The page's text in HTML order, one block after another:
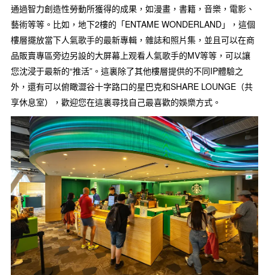
通過智力創造性勞動所獲得的成果，如漫畫，書籍，音樂，電影、
藝術等等。比如，地下2樓的「ENTAME WONDERLAND」，這個
樓層擺放當下人氣歌手的最新專輯，雜誌和照片集，並且可以在商
品販賣專區旁边另設的大屏幕上观看人氣歌手的MV等等，可以讓
您沈浸于最新的“推活”。這裏除了其他樓層提供的不同IP體驗之
外，還有可以俯瞰澀谷十字路口的星巴克和SHARE LOUNGE（共
享休息室），歡迎您在這裏尋找自己最喜歡的娛樂方式。